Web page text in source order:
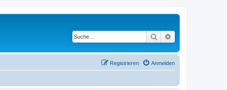
Suche
Anmelden
Registrieren